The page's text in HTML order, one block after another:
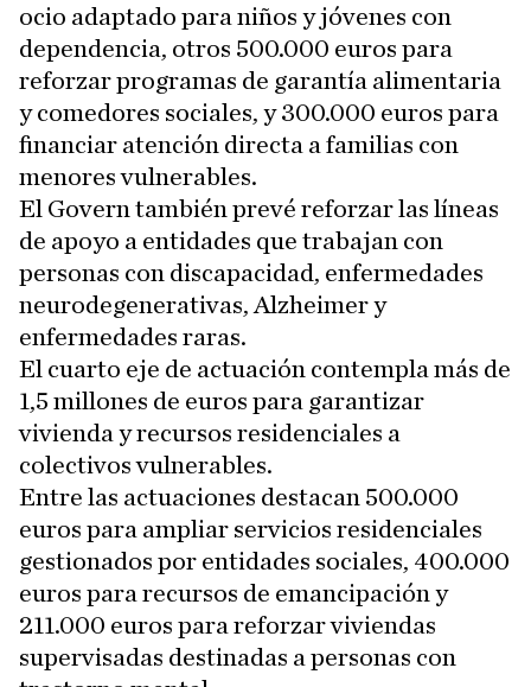
ocio adaptado para niños y jóvenes con
dependencia, otros 500.000 euros para
reforzar programas de garantía alimentaria
y comedores sociales, y 300.000 euros para
financiar atención directa a familias con
menores vulnerables.
El Govern también prevé reforzar las líneas
de apoyo a entidades que trabajan con
personas con discapacidad, enfermedades
neurodegenerativas, Alzheimer y
enfermedades raras.
El cuarto eje de actuación contempla más de
1,5 millones de euros para garantizar
vivienda y recursos residenciales a
colectivos vulnerables.
Entre las actuaciones destacan 500.000
euros para ampliar servicios residenciales
gestionados por entidades sociales, 400.000
euros para recursos de emancipación y
211.000 euros para reforzar viviendas
supervisadas destinadas a personas con